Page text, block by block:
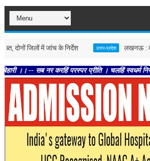
जिलों में जांच के निर्देश उत्तर-प्रदेश लखनऊ : काशी के
नर करहिं परस्पर प्रीति । चलहिं स्वधर्म निरत